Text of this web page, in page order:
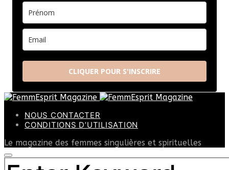
CLIQUER POUR S'INSCRIRE
NOUS CONTACTER
CONDITIONS D’UTILISATION
Le magazine des femmes singulières et spirituelles
SEARCH
FOR: